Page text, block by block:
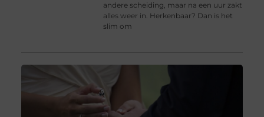
andere scheiding, maar na een uur zakt
alles weer in. Herkenbaar? Dan is het
slim om